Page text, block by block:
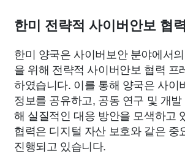
한미 전략적 사이버안보 협
한미 양국은 사이버보안 분야에서
을 위해 전략적 사이버안보 협력 프
하였습니다. 이를 통해 양국은 사이
정보를 공유하고, 공동 연구 및 개
해 실질적인 대응 방안을 모색하고
협력은 디지털 자산 보호와 같은 중
진행되고 있습니다.